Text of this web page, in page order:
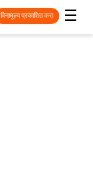
☰
विनामूल्य प्रकाशित करा